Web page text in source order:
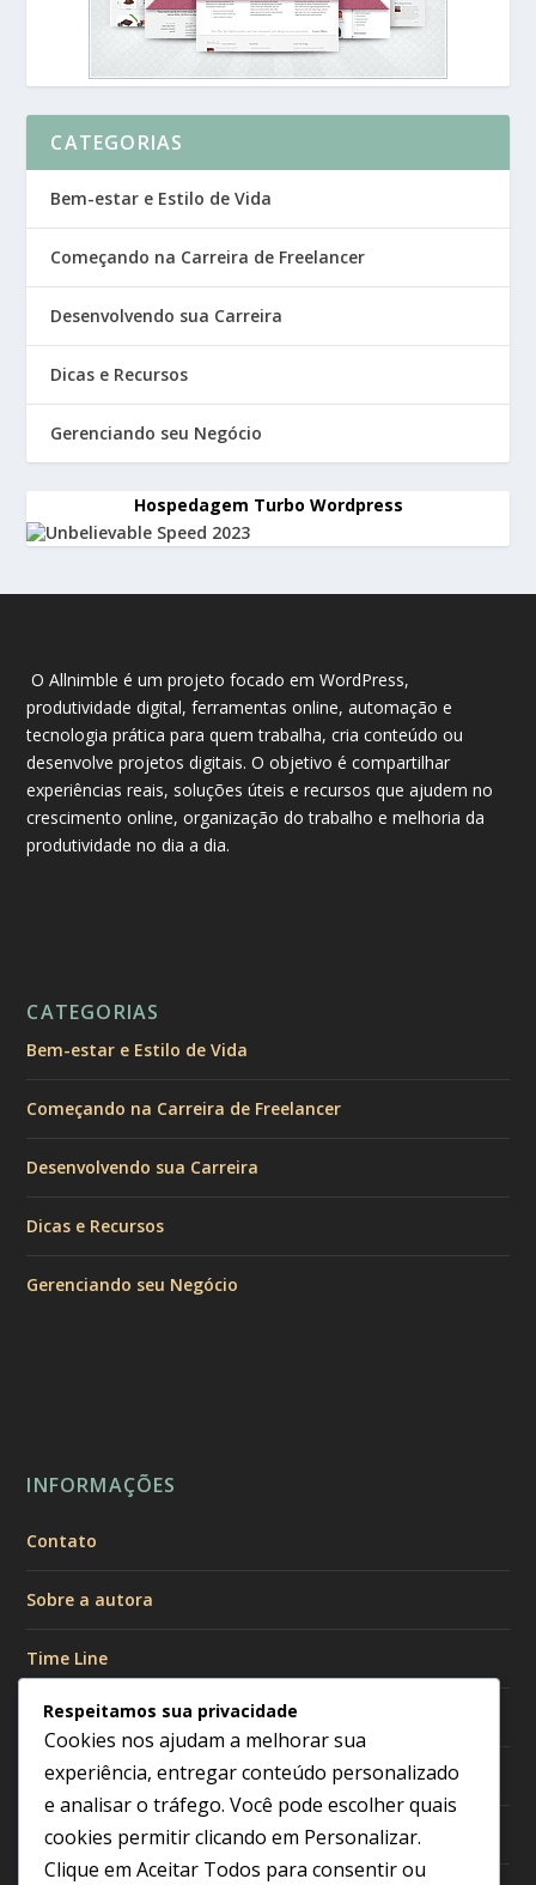
CATEGORIAS
Bem-estar e Estilo de Vida
Começando na Carreira de Freelancer
Desenvolvendo sua Carreira
Dicas e Recursos
Gerenciando seu Negócio
Hospedagem Turbo Wordpress
O Allnimble é um projeto focado em WordPress,
produtividade digital, ferramentas online, automação e
tecnologia prática para quem trabalha, cria conteúdo ou
desenvolve projetos digitais. O objetivo é compartilhar
experiências reais, soluções úteis e recursos que ajudem no
crescimento online, organização do trabalho e melhoria da
produtividade no dia a dia.
CATEGORIAS
Bem-estar e Estilo de Vida
Começando na Carreira de Freelancer
Desenvolvendo sua Carreira
Dicas e Recursos
Gerenciando seu Negócio
INFORMAÇÕES
Contato
Sobre a autora
Time Line
Políticas de Privacidade
Política de Cookies
Política Editorial
Respeitamos sua privacidade
Cookies nos ajudam a melhorar sua
experiência, entregar conteúdo personalizado
e analisar o tráfego. Você pode escolher quais
cookies permitir clicando em Personalizar.
Clique em Aceitar Todos para consentir ou